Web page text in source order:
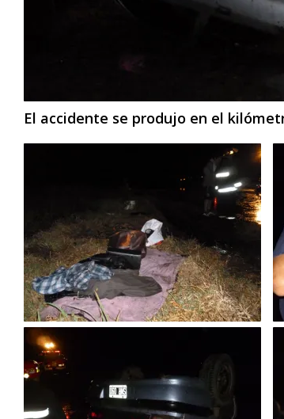
El accidente se produjo en el